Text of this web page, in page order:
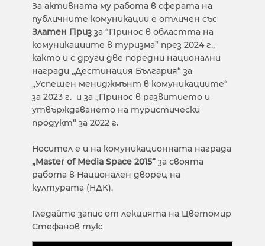
За активната му работа в сферата на
публичните комуникации е отличен със
Златен Приз за “Принос в областта на
комуникациите в туризма” през 2024 г.,
както и с други две поредни национални
награди „Дестинация България“ за
„Успешен мениджмънт в комуникациите“
за 2023 г. и за „Принос в развитието и
утвърждаването на туристически
продукт“ за 2022 г.
Носител е и на комуникационната награда
„Master of Media Space 2015“ за своята
работа в Национален дворец на
културата (НДК).
Гледайте запис от лекцията на Цветомир
Стефанов тук: